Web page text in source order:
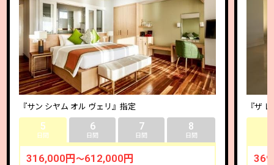
『サン シヤム オル ヴェリ』指定
5
日間
6
日間
7
日間
8
日間
316,000円～612,000円
『ザ